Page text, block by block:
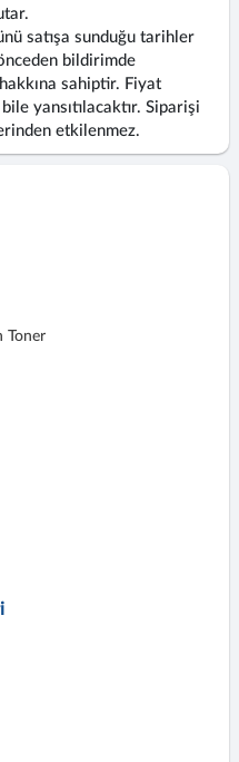
satışa sunduğu tarihler
bildirimde
sahiptir. Fiyat
yansıtılacaktır. Siparişi
etkilenmez.
Toner